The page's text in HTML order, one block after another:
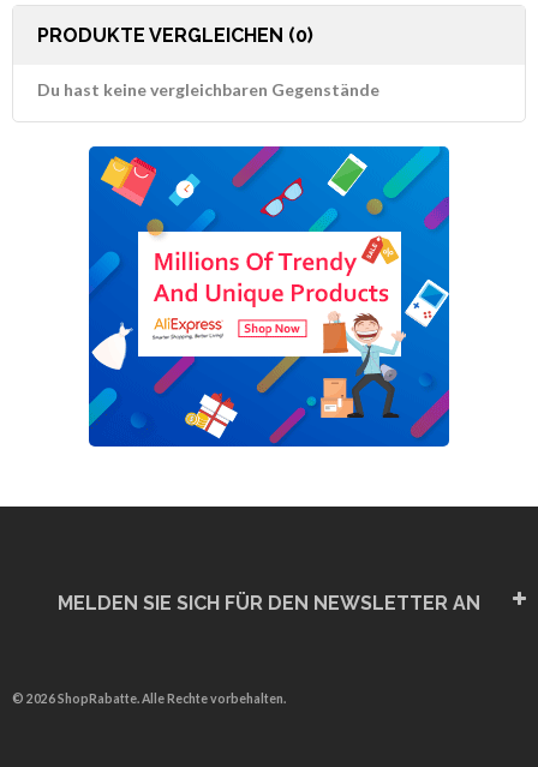
PRODUKTE VERGLEICHEN (0)
Du hast keine vergleichbaren Gegenstände
MELDEN SIE SICH FÜR DEN NEWSLETTER AN
© 2026 ShopRabatte. Alle Rechte vorbehalten.